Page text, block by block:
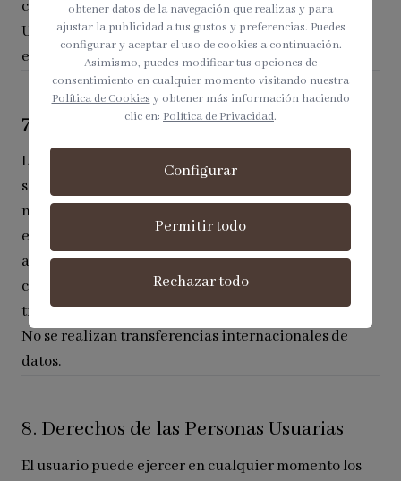
cumplimiento de obligaciones legales.
Una vez finalizados dichos plazos, los datos serán
eliminados de forma segura.
7. Comunicación de Datos a Terceros
Los datos personales no serán cedidos a terceros
salvo obligación legal o cuando sea estrictamente
necesario para la prestación del servicio (por
ejemplo, proveedores de servicios tecnológicos o de
alojamiento web), con los que se han suscrito los
correspondientes contratos de confidencialidad y
tratamiento de datos.
No se realizan transferencias internacionales de
datos.
8. Derechos de las Personas Usuarias
El usuario puede ejercer en cualquier momento los
obtener datos de la navegación que realizas y para
ajustar la publicidad a tus gustos y preferencias. Puedes
configurar y aceptar el uso de cookies a continuación.
Asimismo, puedes modificar tus opciones de
consentimiento en cualquier momento visitando nuestra
Política de Cookies y obtener más información haciendo
clic en: Política de Privacidad.
Configurar
Permitir todo
Rechazar todo